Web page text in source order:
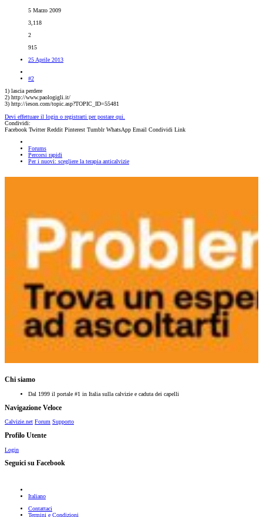
5 Marzo 2009
3,118
2
915
25 Aprile 2013
#2
1) lascia perdere
2) http://www.paologigli.it/
3) http://ieson.com/topic.asp?TOPIC_ID=55481
Devi effettuare il login o registrarti per postare qui.
Condividi:
Facebook Twitter Reddit Pinterest Tumblr WhatsApp Email Condividi Link
Forums
Percorsi rapidi
Per i nuovi: scegliere la terapia anticalvizie
Chi siamo
Dal 1999 il portale #1 in Italia sulla calvizie e caduta dei capelli
Navigazione Veloce
Calvizie.net Forum Supporto
Profilo Utente
Login
Seguici su Facebook
Italiano
Contattaci
Termini e Condizioni